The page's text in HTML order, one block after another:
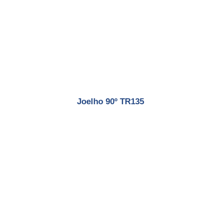
Joelho 90º TR135